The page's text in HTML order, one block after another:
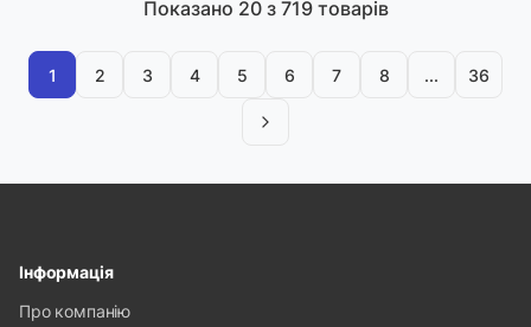
Показано 20з 719 товарів
1 2 3 4 5 6 7 8 ... 36
Інформація
Про компанію